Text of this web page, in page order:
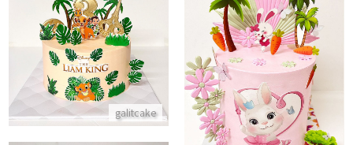
galitcake
חלאקה עוגת מלך האריות
התקשר/י עוגת ארנבונים ליום הולדת בנות
התקשר/י